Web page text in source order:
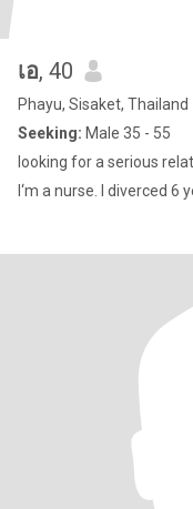
เอ, 40
Phayu, Sisaket, Thailand
Seeking: Male 35 - 55
looking for a serious
I‘m a nurse. I diverced 6